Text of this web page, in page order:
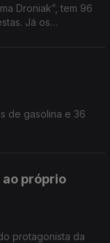
Droniak”, tem 96
Já os
de gasolina e 36
ao próprio
protagonista da